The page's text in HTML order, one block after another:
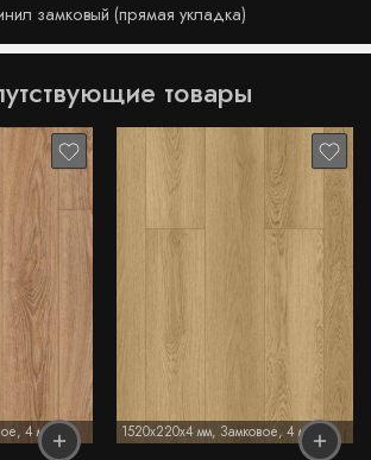
замковый (прямая укладка)
товары
, 4 мм 1520x220x4 мм, Замковое, 4 мм